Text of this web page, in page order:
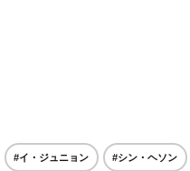
#イ・ジュニョン #シン・ヘソン